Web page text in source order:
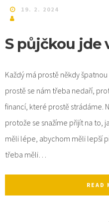
19. 2. 2024
S půjčkou jde
Každý má prostě někdy
prostě se nám třeba nedaří,
financí, které prostě strádáme.
protože se snažíme přijít na to,
měli lépe, abychom měli lepší
třeba měli…
READ